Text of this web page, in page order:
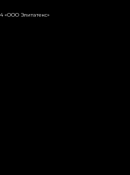
«ООО Элитатекс»